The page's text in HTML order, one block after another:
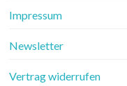
Impressum
Newsletter
Vertrag widerrufen